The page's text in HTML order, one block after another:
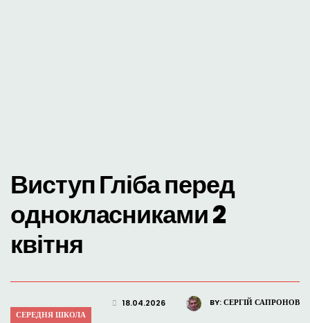
Виступ Гліба перед
однокласниками 2
квітня
BY:СЕРГІЙ САПРОНОВ
18.04.2026
СЕРЕДНЯ ШКОЛА